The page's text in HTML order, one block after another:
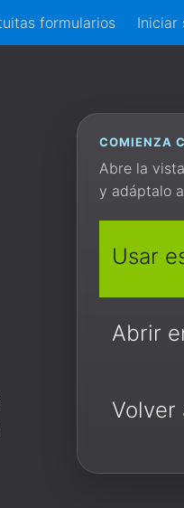
formularios Iniciar
COMIENZA
Abre la
y adáptalo
Usar
Abrir
Volver